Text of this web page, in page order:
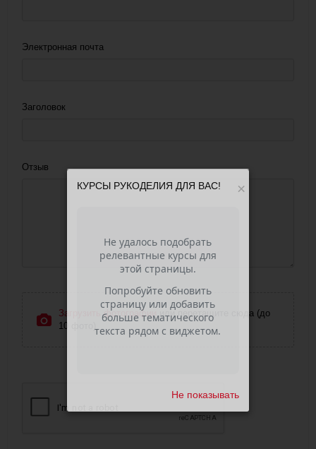
Электронная почта
Заголовок
Отзыв
Загрузить фотографииили перетащите сюда (до
10 фото)
×
КУРСЫ РУКОДЕЛИЯ ДЛЯ ВАС!
Не показывать